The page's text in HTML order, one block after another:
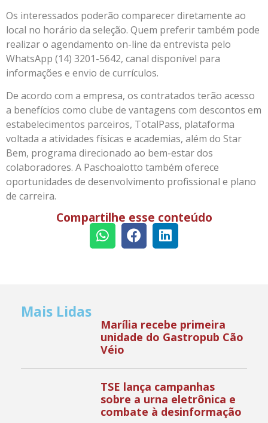
Os interessados poderão comparecer diretamente ao
local no horário da seleção. Quem preferir também pode
realizar o agendamento on-line da entrevista pelo
WhatsApp (14) 3201-5642, canal disponível para
informações e envio de currículos.
De acordo com a empresa, os contratados terão acesso
a benefícios como clube de vantagens com descontos em
estabelecimentos parceiros, TotalPass, plataforma
voltada a atividades físicas e academias, além do Star
Bem, programa direcionado ao bem-estar dos
colaboradores. A Paschoalotto também oferece
oportunidades de desenvolvimento profissional e plano
de carreira.
Compartilhe esse conteúdo
Mais Lidas
Marília recebe primeira
unidade do Gastropub Cão
Véio
TSE lança campanhas
sobre a urna eletrônica e
combate à desinformação